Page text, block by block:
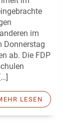
im
Donnerstag
ab. Die FDP
LESEN